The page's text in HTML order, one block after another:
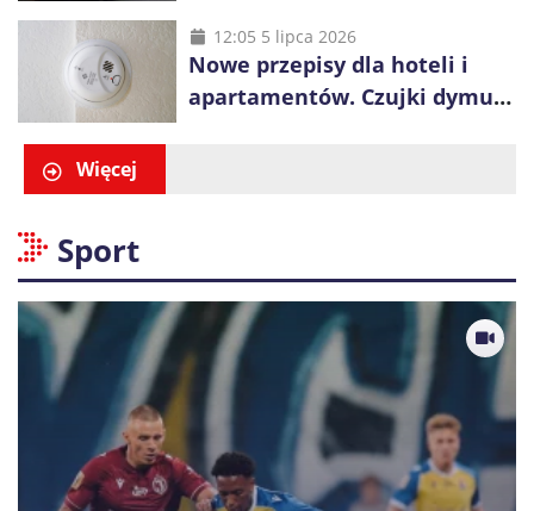
konkurencji
12:05 5 lipca 2026
Nowe przepisy dla hoteli i
apartamentów. Czujki dymu
Więcej
Sport